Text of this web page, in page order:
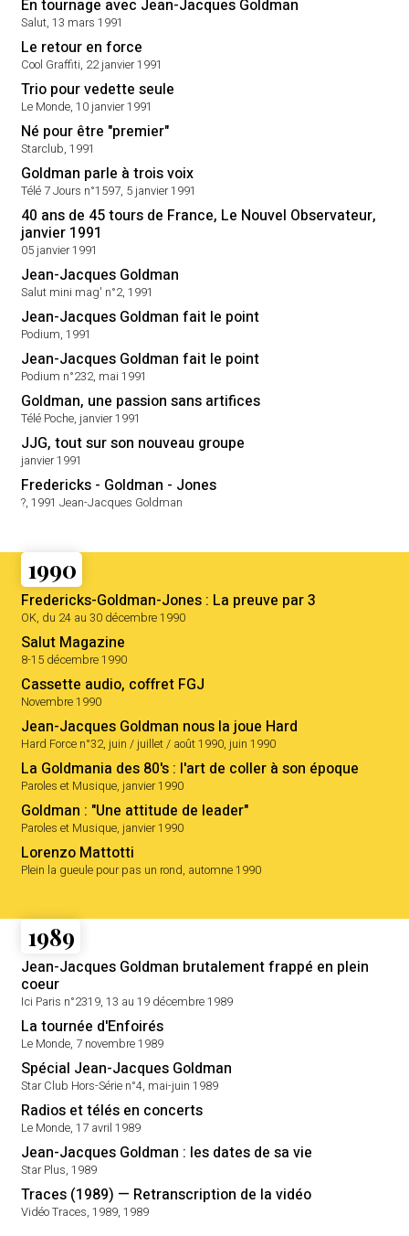
En tournage avec Jean-Jacques Goldman
Salut, 13 mars 1991
Le retour en force
Cool Graffiti, 22 janvier 1991
Trio pour vedette seule
Le Monde, 10 janvier 1991
Né pour être "premier"
Starclub, 1991
Goldman parle à trois voix
Télé 7 Jours n°1597, 5 janvier 1991
40 ans de 45 tours de France, Le Nouvel Observateur,
janvier 1991
05 janvier 1991
Jean-Jacques Goldman
Salut mini mag' n°2, 1991
Jean-Jacques Goldman fait le point
Podium, 1991
Jean-Jacques Goldman fait le point
Podium n°232, mai 1991
Goldman, une passion sans artifices
Télé Poche, janvier 1991
JJG, tout sur son nouveau groupe
janvier 1991
Fredericks - Goldman - Jones
?, 1991 Jean-Jacques Goldman
1990
Fredericks-Goldman-Jones : La preuve par 3
OK, du 24 au 30 décembre 1990
Salut Magazine
8-15 décembre 1990
Cassette audio, coffret FGJ
Novembre 1990
Jean-Jacques Goldman nous la joue Hard
Hard Force n°32, juin / juillet / août 1990, juin 1990
La Goldmania des 80's : l'art de coller à son époque
Paroles et Musique, janvier 1990
Goldman : "Une attitude de leader"
Paroles et Musique, janvier 1990
Lorenzo Mattotti
Plein la gueule pour pas un rond, automne 1990
1989
Jean-Jacques Goldman brutalement frappé en plein
coeur
Ici Paris n°2319, 13 au 19 décembre 1989
La tournée d'Enfoirés
Le Monde, 7 novembre 1989
Spécial Jean-Jacques Goldman
Star Club Hors-Série n°4, mai-juin 1989
Radios et télés en concerts
Le Monde, 17 avril 1989
Jean-Jacques Goldman : les dates de sa vie
Star Plus, 1989
Traces (1989) — Retranscription de la vidéo
Vidéo Traces, 1989, 1989